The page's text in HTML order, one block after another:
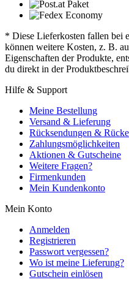
* Diese Lieferkosten fallen bei
können weitere Kosten, z. B.
Eigenschaften der Produkte,
du direkt in der
Hilfe & Support
Meine Bestellung
Versand & Lieferung
Rücksendungen &
Zahlungsmöglichkeiten
Aktionen & Gutscheine
Weitere Fragen?
Firmenkunden
Mein Kundenkonto
Mein Konto
Anmelden
Registrieren
Passwort vergessen?
Wo ist meine Lieferung?
Gutschein einlösen